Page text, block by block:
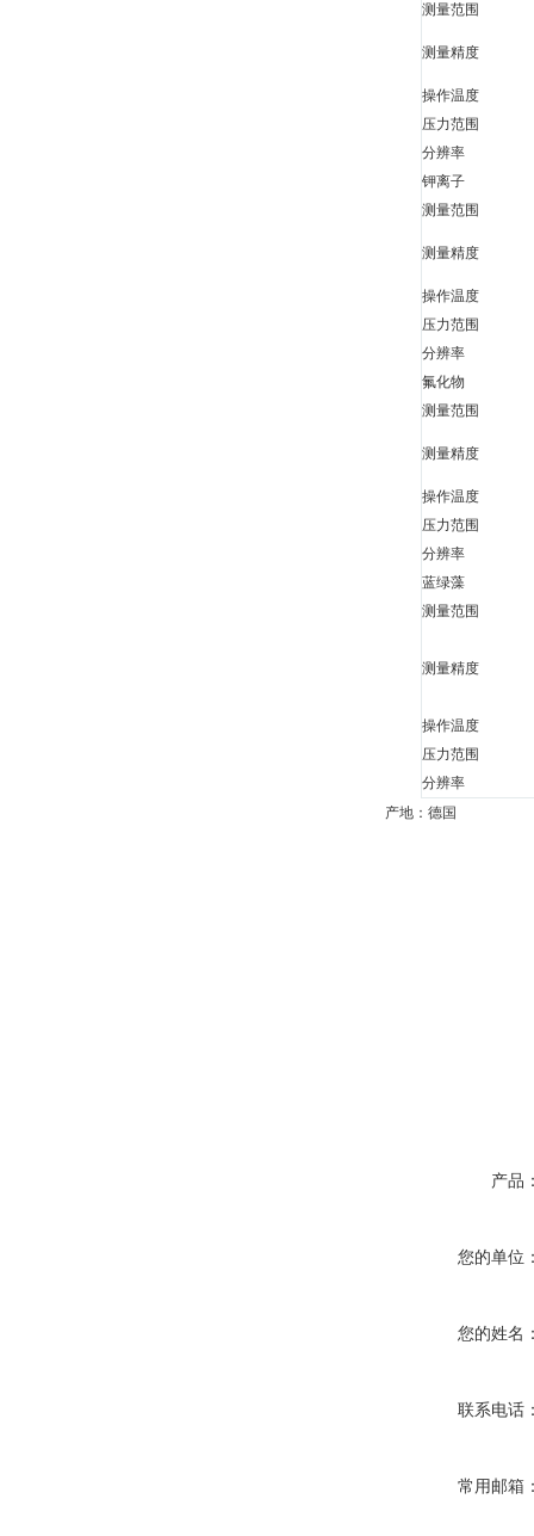
测量范围
测量精度
操作温度
压力范围
分辨率
钾离子
测量范围
测量精度
操作温度
压力范围
分辨率
氟化物
测量范围
测量精度
操作温度
压力范围
分辨率
蓝绿藻
测量范围
测量精度
操作温度
压力范围
分辨率
产地：德国
产品
您的单位
您的姓名
联系电话
常用邮箱